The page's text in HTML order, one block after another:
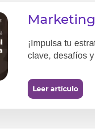
¡Impulsa tu
clave, desafíos
Leer artículo